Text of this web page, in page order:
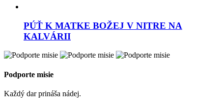
PÚŤ K MATKE BOŽEJ V NITRE NA
KALVÁRII
Podporte misie
Každý dar prináša nádej.